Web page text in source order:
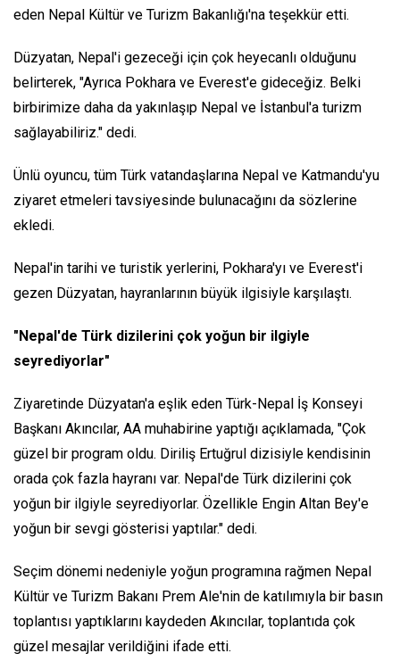
eden Nepal Kültür ve Turizm Bakanlığı'na teşekkür etti.
Düzyatan, Nepal'i gezeceği için çok heyecanlı olduğunu
belirterek, "Ayrıca Pokhara ve Everest'e gideceğiz. Belki
birbirimize daha da yakınlaşıp Nepal ve İstanbul'a turizm
sağlayabiliriz." dedi.
Ünlü oyuncu, tüm Türk vatandaşlarına Nepal ve Katmandu'yu
ziyaret etmeleri tavsiyesinde bulunacağını da sözlerine
ekledi.
Nepal'in tarihi ve turistik yerlerini, Pokhara'yı ve Everest'i
gezen Düzyatan, hayranlarının büyük ilgisiyle karşılaştı.
"Nepal'de Türk dizilerini çok yoğun bir ilgiyle
seyrediyorlar"
Ziyaretinde Düzyatan'a eşlik eden Türk-Nepal İş Konseyi
Başkanı Akıncılar, AA muhabirine yaptığı açıklamada, "Çok
güzel bir program oldu. Diriliş Ertuğrul dizisiyle kendisinin
orada çok fazla hayranı var. Nepal'de Türk dizilerini çok
yoğun bir ilgiyle seyrediyorlar. Özellikle Engin Altan Bey'e
yoğun bir sevgi gösterisi yaptılar." dedi.
Seçim dönemi nedeniyle yoğun programına rağmen Nepal
Kültür ve Turizm Bakanı Prem Ale'nin de katılımıyla bir basın
toplantısı yaptıklarını kaydeden Akıncılar, toplantıda çok
güzel mesajlar verildiğini ifade etti.